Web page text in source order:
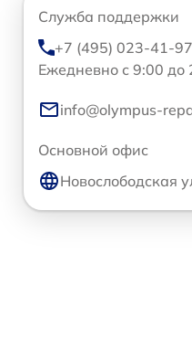
Служба поддержки
+7 (495) 023-41-97
Ежедневно с 9:00 до
info@olympus-
Основной офис
Новослободская